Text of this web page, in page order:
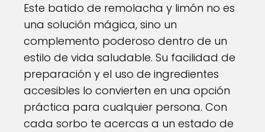
Este batido de remolacha y limón no es
una solución mágica, sino un
complemento poderoso dentro de un
estilo de vida saludable. Su facilidad de
preparación y el uso de ingredientes
accesibles lo convierten en una opción
práctica para cualquier persona. Con
cada sorbo te acercas a un estado de